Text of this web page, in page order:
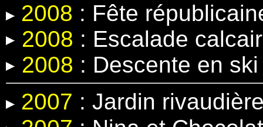
2008 : Fête
2008 : Escalade
2008 : Descente en
2007 : Jardin